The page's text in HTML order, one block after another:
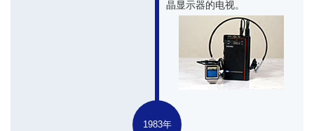
晶显示器的电视。
1983年